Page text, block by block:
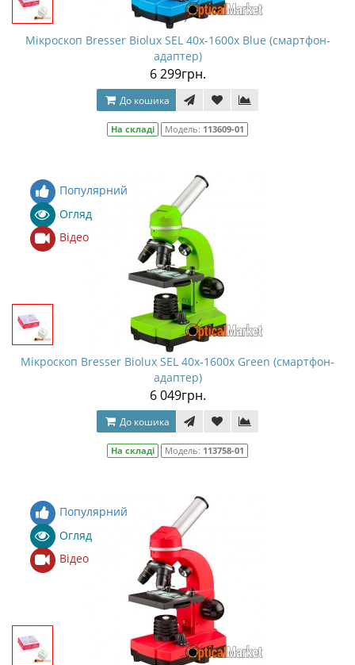
Мікроскоп Bresser Biolux SEL 40x-1600x Blue (смартфон-
адаптер)
6 299грн.
До кошика
На складі Модель: 113609-01
Популярний
Огляд
Відео
Мікроскоп Bresser Biolux SEL 40x-1600x Green (смартфон-
адаптер)
6 049грн.
До кошика
На складі Модель: 113758-01
Популярний
Огляд
Відео